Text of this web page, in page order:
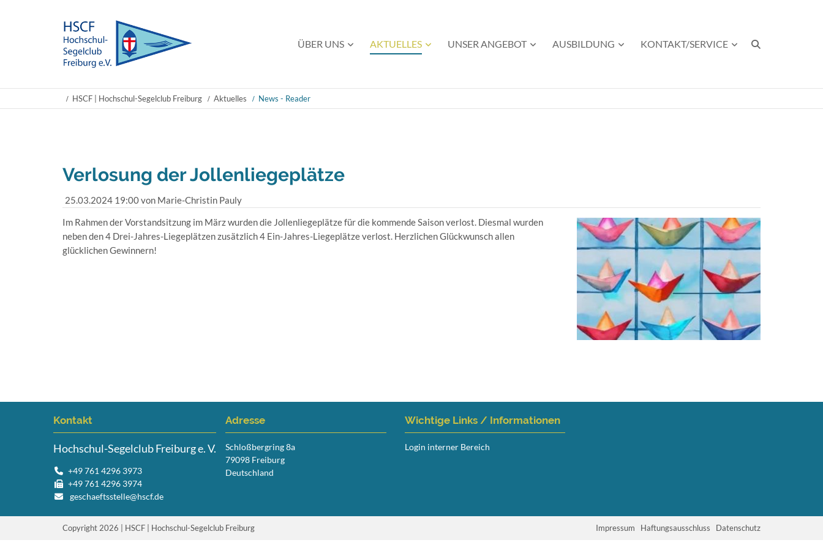
Navigation
ÜBER UNS AKTUELLES UNSER ANGEBOT AUSBILDUNG KONTAKT/SERVICE
HSCF | Hochschul-Segelclub Freiburg Aktuelles News - Reader
Verlosung der Jollenliegeplätze
25.03.2024 19:00von Marie-Christin Pauly
Im Rahmen der Vorstandsitzung im März wurden die Jollenliegeplätze für die kommende Saison verlost. Diesmal wurden
neben den 4 Drei-Jahres-Liegeplätzen zusätzlich 4 Ein-Jahres-Liegeplätze verlost. Herzlichen Glückwunsch allen
glücklichen Gewinnern!
Kontakt
Hochschul-Segelclub Freiburg e. V.
+49 761 4296 3973
+49 761 4296 3974
geschaeftsstelle@hscf.de
Adresse
Schloßbergring 8a
79098 Freiburg
Deutschland
Wichtige Links / Informationen
Login interner Bereich
Copyright 2026 | HSCF | Hochschul-Segelclub Freiburg Impressum Haftungsausschluss Datenschutz